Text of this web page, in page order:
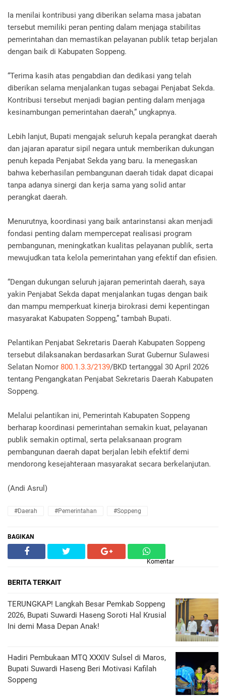
Ia menilai kontribusi yang diberikan selama masa jabatan
tersebut memiliki peran penting dalam menjaga stabilitas
pemerintahan dan memastikan pelayanan publik tetap berjalan
dengan baik di Kabupaten Soppeng.
“Terima kasih atas pengabdian dan dedikasi yang telah
diberikan selama menjalankan tugas sebagai Penjabat Sekda.
Kontribusi tersebut menjadi bagian penting dalam menjaga
kesinambungan pemerintahan daerah,” ungkapnya.
Lebih lanjut, Bupati mengajak seluruh kepala perangkat daerah
dan jajaran aparatur sipil negara untuk memberikan dukungan
penuh kepada Penjabat Sekda yang baru. Ia menegaskan
bahwa keberhasilan pembangunan daerah tidak dapat dicapai
tanpa adanya sinergi dan kerja sama yang solid antar
perangkat daerah.
Menurutnya, koordinasi yang baik antarinstansi akan menjadi
fondasi penting dalam mempercepat realisasi program
pembangunan, meningkatkan kualitas pelayanan publik, serta
mewujudkan tata kelola pemerintahan yang efektif dan efisien.
“Dengan dukungan seluruh jajaran pemerintah daerah, saya
yakin Penjabat Sekda dapat menjalankan tugas dengan baik
dan mampu memperkuat kinerja birokrasi demi kepentingan
masyarakat Kabupaten Soppeng,” tambah Bupati.
Pelantikan Penjabat Sekretaris Daerah Kabupaten Soppeng
tersebut dilaksanakan berdasarkan Surat Gubernur Sulawesi
Selatan Nomor 800.1.3.3/2139/BKD tertanggal 30 April 2026
tentang Pengangkatan Penjabat Sekretaris Daerah Kabupaten
Soppeng.
Melalui pelantikan ini, Pemerintah Kabupaten Soppeng
berharap koordinasi pemerintahan semakin kuat, pelayanan
publik semakin optimal, serta pelaksanaan program
pembangunan daerah dapat berjalan lebih efektif demi
mendorong kesejahteraan masyarakat secara berkelanjutan.
(Andi Asrul)
#Daerah #Pemerintahan #Soppeng
BAGIKAN
Komentar
BERITA TERKAIT
TERUNGKAP! Langkah Besar Pemkab Soppeng
2026, Bupati Suwardi Haseng Soroti Hal Krusial
Ini demi Masa Depan Anak!
Hadiri Pembukaan MTQ XXXIV Sulsel di Maros,
Bupati Suwardi Haseng Beri Motivasi Kafilah
Soppeng